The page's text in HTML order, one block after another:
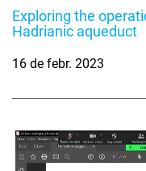
Exploring the
Hadrianic aqueduct
16 de febr. 2023